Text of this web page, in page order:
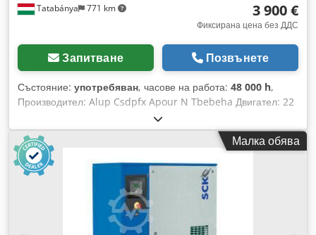
Tatabánya 771 km 3 900 €
Фиксирана цена без ДДС
Запитване Позвънете
Състояние: употребяван, часове на работа: 48 000 h,
Производител: Alup Csdpfx Apour N Tbebeha Двигател: 22
kW Дебит: 3,9 m³/мин Натоварени работни часове: 48 000 ч
Малка обява